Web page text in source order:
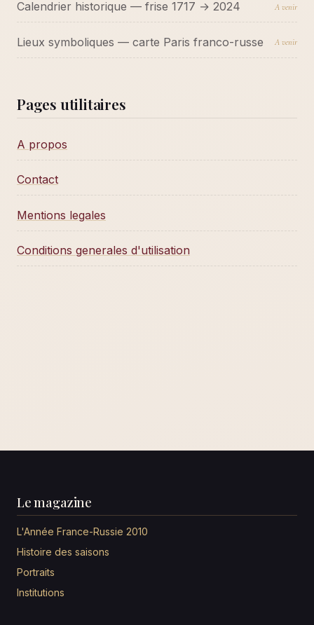
Calendrier historique — frise 1717 → 2024 A venir
Lieux symboliques — carte Paris franco-russe A venir
Pages utilitaires
A propos
Contact
Mentions legales
Conditions generales d'utilisation
Le magazine
L'Année France-Russie 2010
Histoire des saisons
Portraits
Institutions